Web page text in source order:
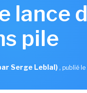
lance
pile
Serge Leblal), publié le